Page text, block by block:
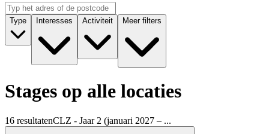
Type Interesses Activiteit Meer filters
Stages op alle locaties
16 resultatenCLZ - Jaar 2 (januari 2027 – ...